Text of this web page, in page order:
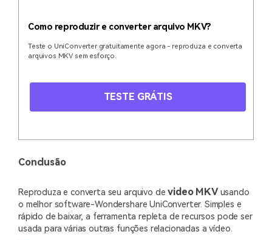
Como reproduzir e converter arquivo MKV?
Teste o UniConverter gratuitamente agora - reproduza e converta
arquivos MKV sem esforço.
TESTE GRÁTIS
Conclusão
Reproduza e converta seu arquivo de video MKV usando
o melhor software-Wondershare UniConverter. Simples e
rápido de baixar, a ferramenta repleta de recursos pode ser
usada para várias outras funções relacionadas a vídeo.